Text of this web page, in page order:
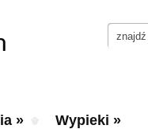
» Wypieki »